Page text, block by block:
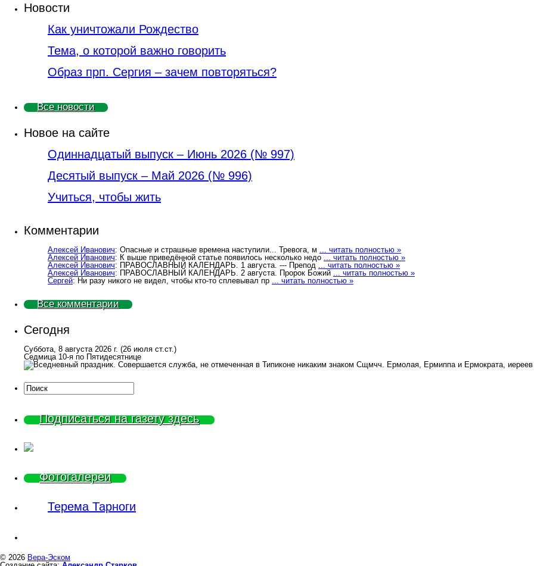
Новости
Как уничтожали Рождество
Тема, о которой важно говорить
Образ прп. Сергия – зачем повторяться?
Все новости
Новое на сайте
Одиннадцатый выпуск – Июнь 2026 (№ 997)
Деcятый выпуск – Май 2026 (№ 996)
Учиться, чтобы жить
Комментарии
Алексей Иванович: Опасные и страшные времена наступили... Тревога, м ... читать полностью »
Алексей Иванович: К выше приведённой статье появилось несколько недо ... читать полностью »
Алексей Иванович: ПРАВОСЛАВНЫЙ КАЛЕНДАРЬ. 1 августа. --- Препод ... читать полностью »
Алексей Иванович: ПРАВОСЛАВНЫЙ КАЛЕНДАРЬ. 2 августа. Пророк Божий ... читать полностью »
Сергей: Ни разу никого не видел, чтобы кто-то сплевывал пр ... читать полностью »
Все комментарии
Сегодня
Суббота, 8 августа 2026 г. (26 июля ст.ст.)
Седмица 10-я по Пятидесятнице
Сщмчч. Ермолая, Ермиппа и Ермократа, иереев
Подписаться на газету здесь
Фотогалереи
Терема Тарноги
© 2026 Вера-Эском